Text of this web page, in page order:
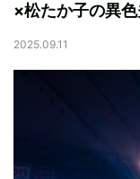
×松たか子の異色
2025.09.11